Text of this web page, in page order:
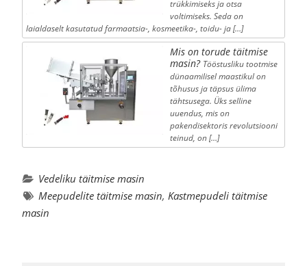
trükkimiseks ja otsa
voltimiseks. Seda on
laialdaselt kasutatud farmaatsia-, kosmeetika-, toidu- ja […]
Mis on torude täitmise
masin? Tööstusliku tootmise
dünaamilisel maastikul on
tõhusus ja täpsus ülima
tähtsusega. Üks selline
uuendus, mis on
pakendisektoris revolutsiooni
teinud, on […]
Vedeliku täitmise masin
Meepudelite täitmise masin, Kastmepudeli täitmise
masin